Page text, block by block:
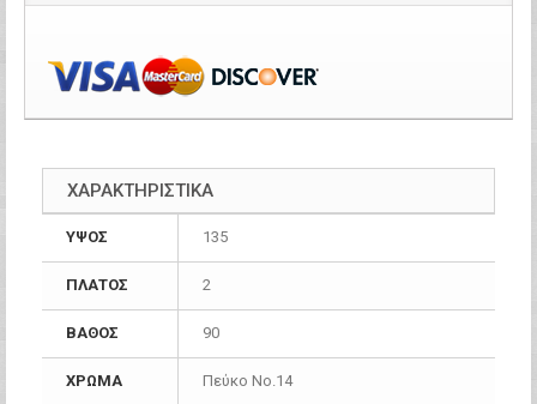
ΧΑΡΑΚΤΗΡΙΣΤΙΚΑ
ΥΨΟΣ 135
ΠΛΑΤΟΣ 2
ΒΑΘΟΣ 90
ΧΡΩΜΑ Πεύκο Νο.14